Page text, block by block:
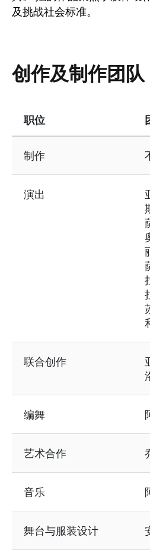
及挑战社会标准。
创作及制作团队
职位
制作
演出
联合创作
编舞
艺术合作
音乐
舞台与服装设计